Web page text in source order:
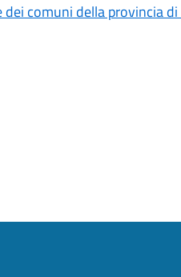
comuni della provincia